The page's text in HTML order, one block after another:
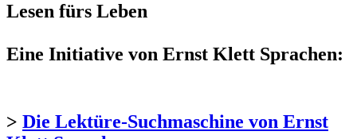
Lesen fürs Leben
Eine Initiative von Ernst Klett Sprachen:
> Die Lektüre-Suchmaschine von Ernst